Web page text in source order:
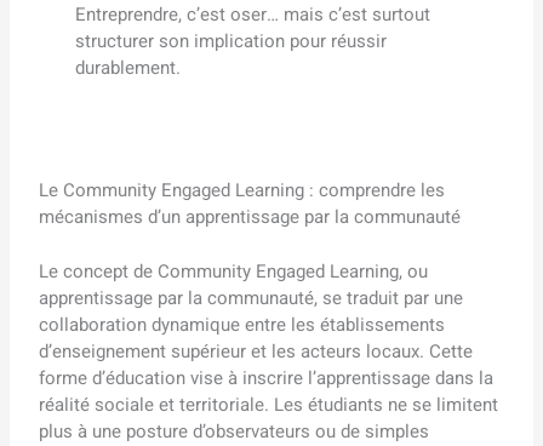
Entreprendre, c’est oser… mais c’est surtout
structurer son implication pour réussir
durablement.
Le Community Engaged Learning : comprendre les
mécanismes d’un apprentissage par la communauté
Le concept de Community Engaged Learning, ou
apprentissage par la communauté, se traduit par une
collaboration dynamique entre les établissements
d’enseignement supérieur et les acteurs locaux. Cette
forme d’éducation vise à inscrire l’apprentissage dans la
réalité sociale et territoriale. Les étudiants ne se limitent
plus à une posture d’observateurs ou de simples